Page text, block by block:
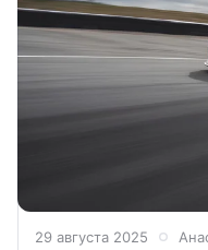
29 августа 2025